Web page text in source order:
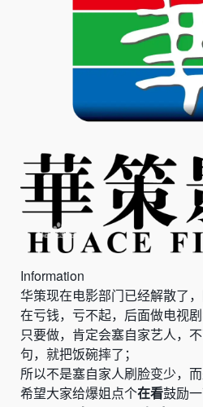
Information
华策现在电影部门已经解散了
在亏钱，亏不起，后面做电视
只要做，肯定会塞自家艺人，
句，就把饭碗摔了；
所以不是塞自家人刷脸变少，
希望大家给爆姐点个在看鼓励